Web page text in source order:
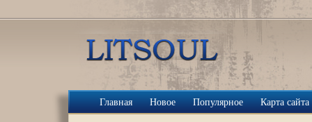
Главная Новое Популярное Карта сайта